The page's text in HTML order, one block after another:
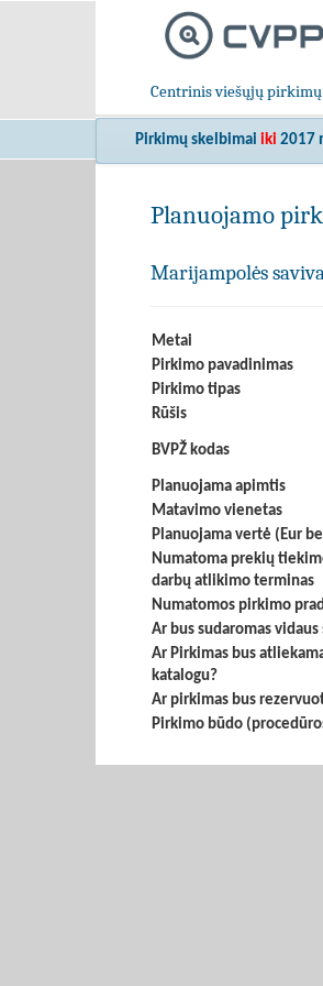
Centrinis viešųjų
Pirkimų skelbimai iki 2017
Planuojamo
Marijampolės
Metai
Pirkimo pavadinimas
Pirkimo tipas
Rūšis
BVPŽ kodas
Planuojama apimtis
Matavimo vienetas
Planuojama vertė (Eur
Numatoma prekių
darbų atlikimo terminas
Numatomos pirkimo
Ar bus sudaromas vidaus
Ar Pirkimas bus
katalogu?
Ar pirkimas bus
Pirkimo būdo